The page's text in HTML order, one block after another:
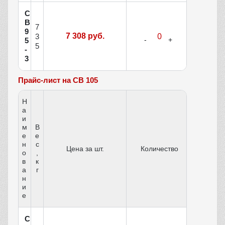
С
В
9
5
-
3
7
3
5
7 308 руб.
Прайс-лист на СВ 105
Н
а
и
м
е
н
о
в
а
н
и
е
В
е
с
,
к
г
Цена за шт. Количество
С